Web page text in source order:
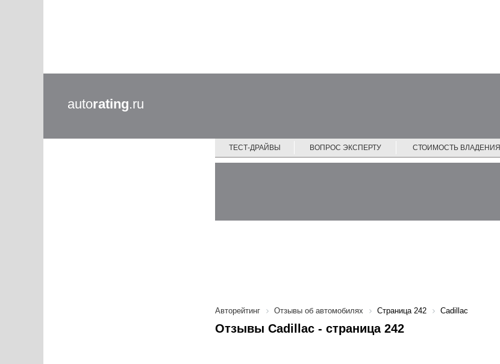
autorating.ru
ТЕСТ-ДРАЙВЫ ВОПРОС ЭКСПЕРТУ СТОИМОСТЬ ВЛАДЕНИЯ
Авторейтинг Отзывы об автомобилях Страница 242 Cadillac
Отзывы Cadillac - cтраница 242